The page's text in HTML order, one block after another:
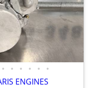
• • • • • •
ENGINES